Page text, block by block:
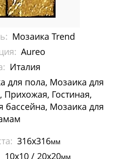
Мозаика Trend
Aureo
Италия
для пола, Мозаика для
Прихожая, Гостиная,
бассейна, Мозаика для
316х316мм
10х10 / 20х20мм